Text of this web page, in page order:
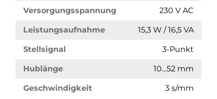
Versorgungsspannung 230 V AC
Leistungsaufnahme 15,3 W / 16,5 VA
Stellsignal 3-Punkt
Hublänge 10…52 mm
Geschwindigkeit 3 s/mm